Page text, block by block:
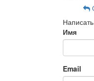
Имя
Email